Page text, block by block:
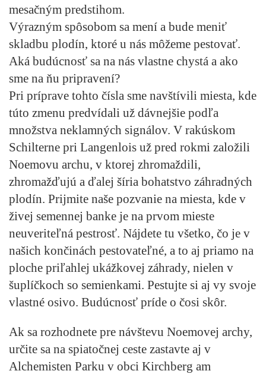
mesačným predstihom.
Výrazným spôsobom sa mení a bude meniť
skladbu plodín, ktoré u nás môžeme pestovať.
Aká budúcnosť sa na nás vlastne chystá a ako
sme na ňu pripravení?
Pri príprave tohto čísla sme navštívili miesta, kde
túto zmenu predvídali už dávnejšie podľa
množstva neklamných signálov. V rakúskom
Schilterne pri Langenlois už pred rokmi založili
Noemovu archu, v ktorej zhromaždili,
zhromažďujú a ďalej šíria bohatstvo záhradných
plodín. Prijmite naše pozvanie na miesta, kde v
živej semennej banke je na prvom mieste
neuveriteľná pestrosť. Nájdete tu všetko, čo je v
našich končinách pestovateľné, a to aj priamo na
ploche priľahlej ukážkovej záhrady, nielen v
šuplíčkoch so semienkami. Pestujte si aj vy svoje
vlastné osivo. Budúcnosť príde o čosi skôr.
Ak sa rozhodnete pre návštevu Noemovej archy,
určite sa na spiatočnej ceste zastavte aj v
Alchemisten Parku v obci Kirchberg am